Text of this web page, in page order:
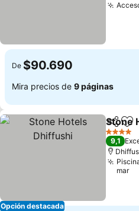
De $90.690
Mira precios de 9 páginas
Opción destacada
Stone
4 Estrellas
9,1
mar